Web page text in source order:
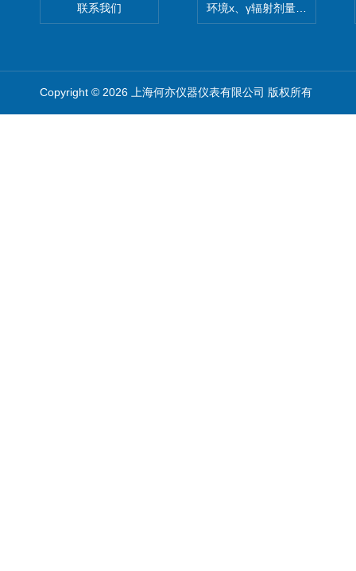
联系我们 环境x、γ辐射剂量率仪
Copyright © 2026 上海何亦仪器仪表有限公司 版权所有